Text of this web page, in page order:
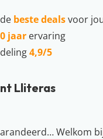
Lliteras
Welkom
beste dealsvoor
jaar ervaring
4,9/5